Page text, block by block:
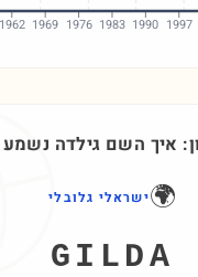
1962 1969 1976 1983 1990 1997
איך השם גילדה נשמע
🌍ישראלי גלובלי
GILDA